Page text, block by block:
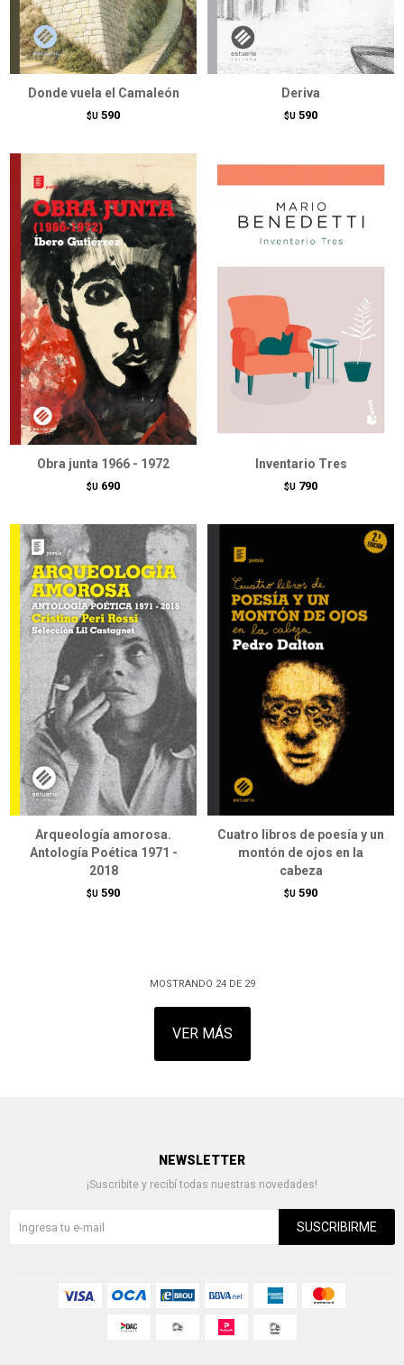
Donde vuela el Camaleón
$U 590
Deriva
$U 590
Obra junta 1966 - 1972
$U 690
Inventario Tres
$U 790
Arqueología amorosa.
Antología Poética 1971 -
2018
$U 590
Cuatro libros de poesía y un
montón de ojos en la
cabeza
$U 590
MOSTRANDO 24DE 29
VER MÁS
NEWSLETTER
¡Suscribite y recibí todas nuestras novedades!
SUSCRIBIRME